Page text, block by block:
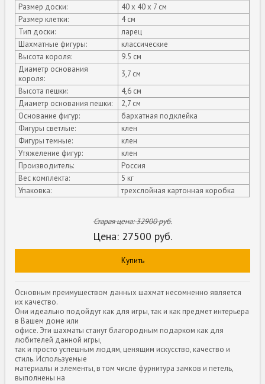
Размер доски:
40 х 40 х 7 см
Размер клетки:
4 см
Тип доски:
ларец
Шахматные фигуры:
классические
Высота короля:
9.5 см
Диаметр основания
короля:
3,7 см
Высота пешки:
4,6 см
Диаметр основания пешки:
2,7 см
Основание фигур:
бархатная подклейка
Фигуры светлые:
клен
Фигуры темные:
клен
Утяжеление фигур:
клен
Производитель:
Россия
Вес комплекта:
5 кг
Упаковка:
трехслойная картонная коробка
Старая цена:32900руб.
Цена: 27500 руб.
Купить
Основным преимуществом данных шахмат несомненно является
их качество.
Они идеально подойдут как для игры, так и как предмет интерьера
в Вашем доме или
офисе. Эти шахматы станут благородным подарком как для
любителей данной игры,
так и просто успешным людям, ценящим искусство, качество и
стиль. Используемые
материалы и элементы, в том числе фурнитура замков и петель,
выполнены на